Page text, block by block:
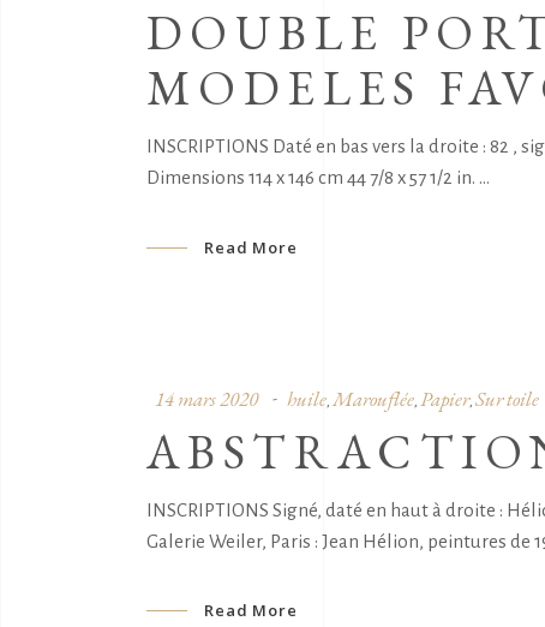
DOUBLE
MODELES
INSCRIPTIONS Daté en bas vers la droite : 82 ,
Dimensions 114 x 146 cm 44 7/8 x 57 1/2 in.
Read More
14 mars 2020 huile Marouflée Papier, Sur toile
INSCRIPTIONS Signé, daté en haut à droite :
Galerie Weiler, Paris : Jean Hélion, peintures de
Read More